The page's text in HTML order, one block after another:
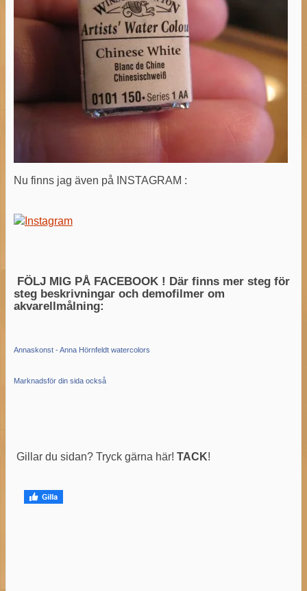
Nu finns jag även på INSTAGRAM :
FÖLJ MIG PÅ FACEBOOK ! Där finns mer steg för
steg beskrivningar och demofilmer om
akvarellmålning:
Annaskonst - Anna Hörnfeldt watercolors
Marknadsför din sida också
Gillar du sidan? Tryck gärna här! TACK!